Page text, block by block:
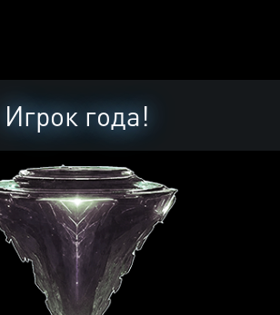
Игрок года!